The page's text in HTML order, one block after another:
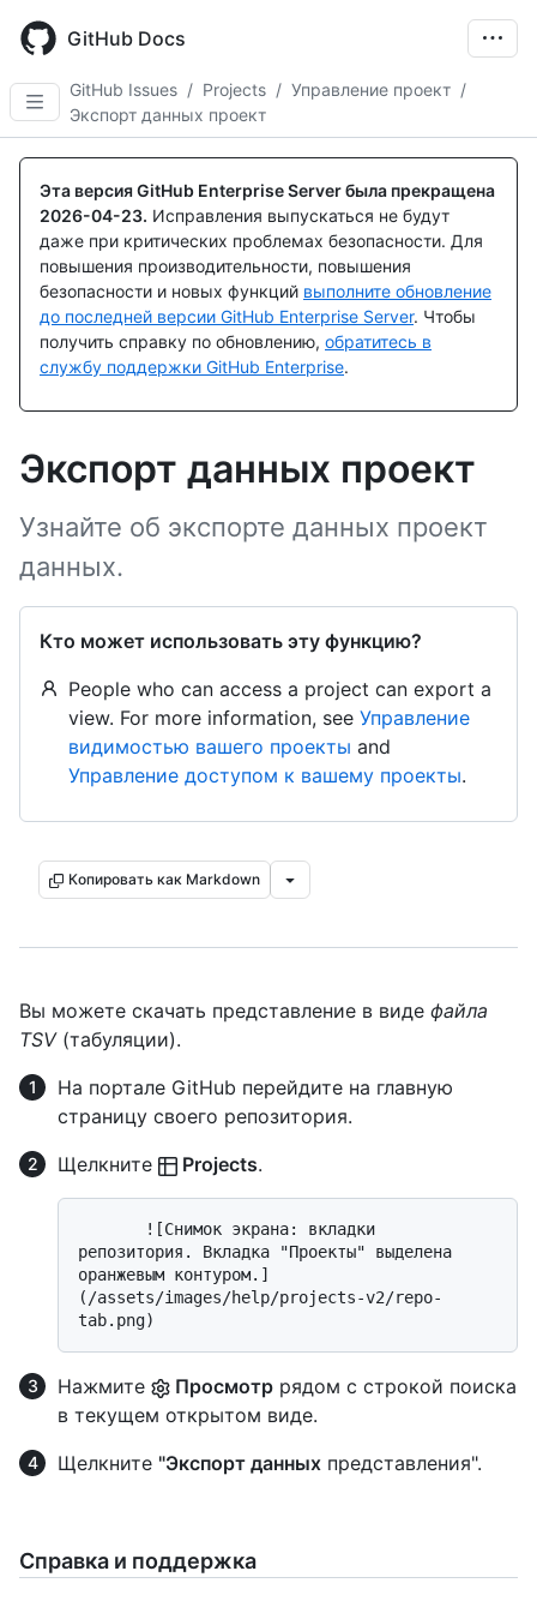
main
content
GitHub Docs
GitHub Issues / Projects / Управление проект /
Экспорт данных проект
Эта версия GitHub Enterprise Server была прекращена
2026-04-23. Исправления выпускаться не будут
даже при критических проблемах безопасности. Для
повышения производительности, повышения
безопасности и новых функций выполните обновление
до последней версии GitHub Enterprise Server. Чтобы
получить справку по обновлению, обратитесь в
службу поддержки GitHub Enterprise.
Экспорт данных проект
Узнайте об экспорте данных проект
данных.
Кто может использовать эту функцию?
People who can access a project can export a
view. For more information, see Управление
видимостью вашего проекты and
Управление доступом к вашему проекты.
Копировать как Markdown
Вы можете скачать представление в виде файла
TSV(табуляции).
На портале GitHub перейдите на главную
страницу своего репозитория.
Щелкните
Projects.
репозитория. Вкладка "Проекты" выделена
оранжевым контуром.]
(/assets/images/help/projects-v2/repo-
Нажмите Просмотр рядом с строкой поиска
в текущем открытом виде.
Щелкните "Экспорт данных представления".
Справка и поддержка